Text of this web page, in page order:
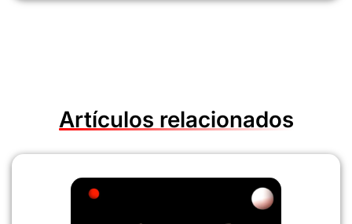
Artículos relacionados